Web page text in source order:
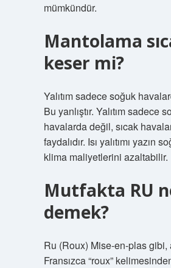
mümkündür.
Mantolama
keser mi?
Yalıtım sadece soğuk
Bu yanlıştır. Yalıtım sadece
havalarda değil, sıcak
faydalıdır. Isı yalıtımı yazın
klima maliyetlerini azaltabilir.
Mutfakta RU
demek?
Ru (Roux) Mise-en-plas gibi,
Fransızca “roux”